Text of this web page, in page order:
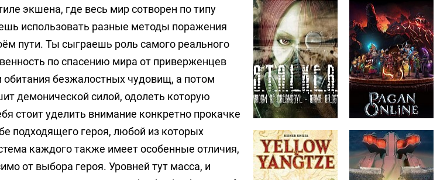
экшена, где весь мир сотворен по типу
использовать разные методы поражения
пути. Ты сыграешь роль самого реального
по спасению мира от приверженцев
безжалостных чудовищ, а потом
демонической силой, одолеть которую
стоит уделить внимание конкретно прокачке
подходящего героя, любой из которых
каждого также имеет особенные отличия,
от выбора героя. Уровней тут масса, и